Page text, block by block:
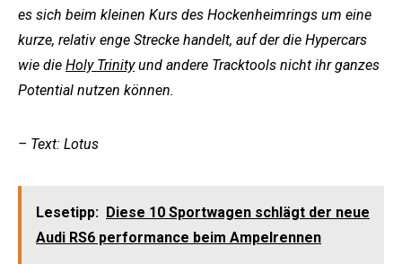
es sich beim kleinen Kurs des Hockenheimrings um eine
kurze, relativ enge Strecke handelt, auf der die Hypercars
wie die Holy Trinityund andere Tracktools nicht ihr ganzes
Potential nutzen können.
– Text: Lotus
Lesetipp: Diese 10 Sportwagen schlägt der neue
Audi RS6 performance beim Ampelrennen